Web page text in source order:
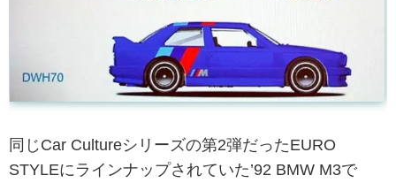
同じCar Cultureシリーズの第2弾だったEURO
STYLEにラインナップされていた’92 BMW M3で